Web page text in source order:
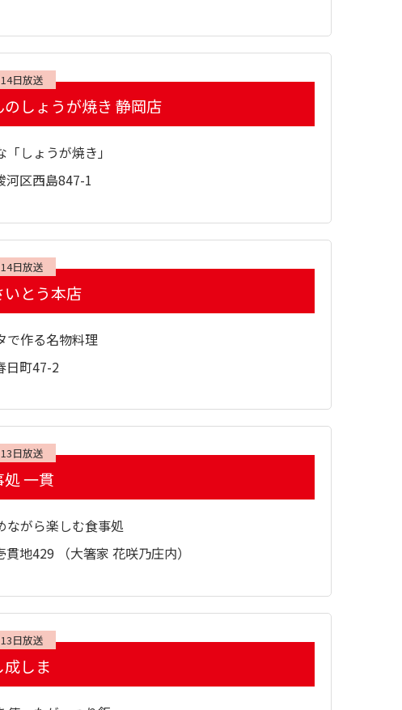
日放送
しょうが焼き 静岡店
しょうが焼き」
河区西島847-1
日放送
いとう本店
で作る名物料理
日町47-2
日放送
処 一貫
ながら楽しむ食事処
貫地429 （大箸家 花咲乃庄内）
日放送
しま